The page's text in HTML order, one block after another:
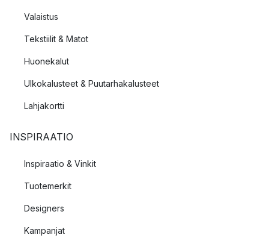
Valaistus
Tekstiilit & Matot
Huonekalut
Ulkokalusteet & Puutarhakalusteet
Lahjakortti
INSPIRAATIO
Inspiraatio & Vinkit
Tuotemerkit
Designers
Kampanjat